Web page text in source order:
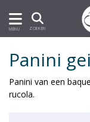
MENU ZOEKEN
Panini
Panini van een
rucola.